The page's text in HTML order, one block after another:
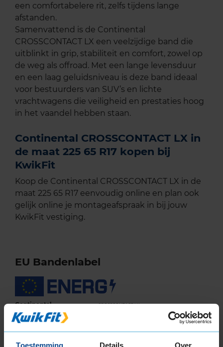
Toestemming Details Over
een comfortabelere rit, zelfs tijdens lange
afstanden.
Samenvattend is de Continental
CROSSCONTACT LX een veelzijdige band die
uitblinkt in grip, stabiliteit en comfort, zowel op
de weg als offroad. Met een lange levensduur
en een laag geluidsniveau is deze band ideaal
voor bestuurders van SUV’s en lichte
vrachtwagens die veiligheid en prestaties hoog
in het vaandel hebben staan.
Continental CROSSCONTACT LX in
de maat 225 65 R17 kopen bij
KwikFit
Koop de Continental CROSSCONTACT LX in de
maat 225 65 R17 eenvoudig online en plan ook
gelijk online je montageafspraak in bij jouw
KwikFit vestiging.
EU Bandenlabel
Continental CROSSCONTACT LX
225/65R17 102 T